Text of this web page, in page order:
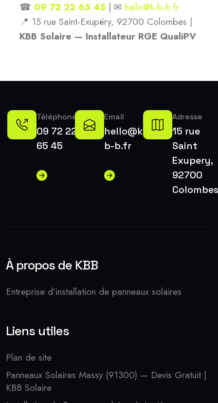
☎ 09 72 22 65 45 | ✉ hello@k-b-b.fr
📍 15 rue Saint-Exupéry, 92700 Colombes |
KBB Solaire — Installateur RGE QualiPV
Téléphone
09 72 22
65 45
Email
hello@k-
b-b.fr
Adresse
15 rue
Saint
Exupery,
92700
Colombes
À propos de KBB
Entreprise d’installation de panneaux solaires
Liens utiles
Plan de site
Panneaux Solaires Massy (91300) — Devis Gratuit |
KBB Solaire